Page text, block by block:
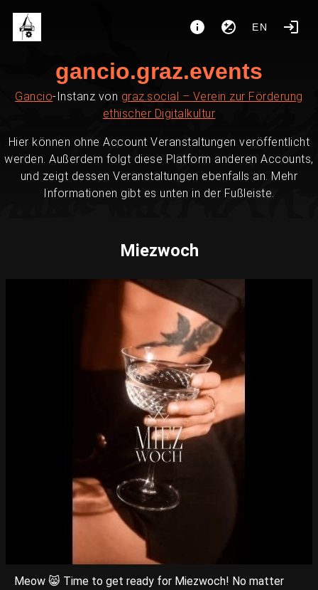
EN
gancio.graz.events
Gancio-Instanz von graz.social – Verein zur Förderung
ethischer Digitalkultur
Hier können ohne Account Veranstaltungen veröffentlicht
werden. Außerdem folgt diese Platform anderen Accounts,
und zeigt dessen Veranstaltungen ebenfalls an. Mehr
Informationen gibt es unten in der Fußleiste.
Miezwoch
Meow 😸 Time to get ready for Miezwoch! No matter